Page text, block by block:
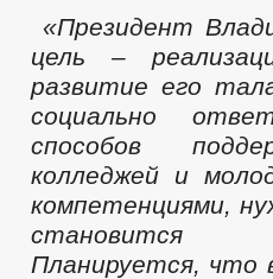
«Президент
цель –
развитие его
социально
способов
колледжей и
компетенциями,
становится
Планируется, что